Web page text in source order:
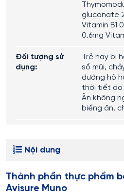
gluconate
Vitamin B1
0.6mg
Đối tượng sử
dụng:
Trẻ hay bị
sổ mũi,
đường hô
thời tiết do
Ăn không
biếng ăn,
Nội dung
Thành phần thực phẩm
Avisure Muno